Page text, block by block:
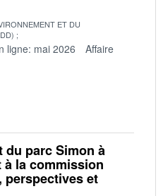
ET DU
ligne: mai 2026
Affaire
du parc Simon à
à la commission
perspectives et